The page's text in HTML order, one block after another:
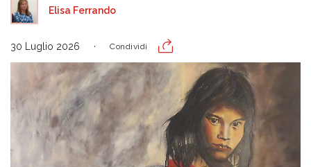
Elisa Ferrando
30 Luglio 2026 Condividi